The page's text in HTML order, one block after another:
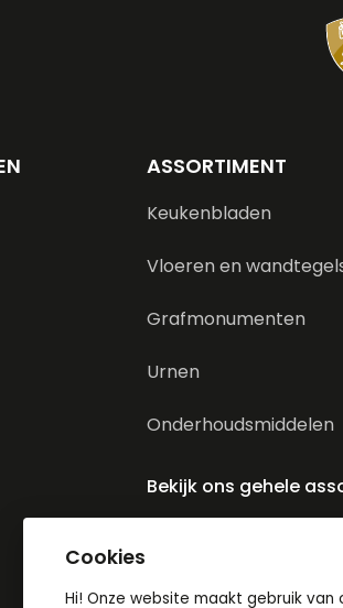
ASSORTIMENT
Keukenbladen
Vloeren en
Grafmonumenten
Urnen
Onderhoudsmiddelen
Bekijk ons gehele
Cookies
Hi! Onze website maakt gebruik van